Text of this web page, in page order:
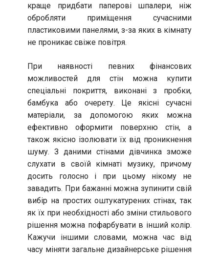
краще придбати паперові шпалери, ніж
обробляти приміщення сучасними
пластиковими панелями, з-за яких в кімнату
не проникає свіже повітря.
При наявності певних фінансових
можливостей для стін можна купити
спеціальні покриття, виконані з пробки,
бамбука або очерету. Це якісні сучасні
матеріали, за допомогою яких можна
ефективно оформити поверхню стін, а
також якісно ізолювати їх від проникнення
шуму. З даними стінами дівчинка зможе
слухати в своїй кімнаті музику, причому
досить голосно і при цьому нікому не
завадить. При бажанні можна зупинити свій
вибір на простих оштукатурених стінах, так
як їх при необхідності або зміни стильового
рішення можна пофарбувати в інший колір.
Кажучи іншими словами, можна час від
часу міняти загальне дизайнерське рішення